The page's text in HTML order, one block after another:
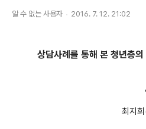
알 수 없는 사용자 2016. 7. 12. 21:02
상담사례를 통해 본 청년층
최지